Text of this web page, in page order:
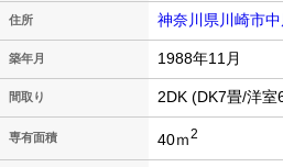
住所 神奈川県川崎市
築年月 1988年11月
間取り 2DK (DK7畳/洋室
専有面積 40ｍ2